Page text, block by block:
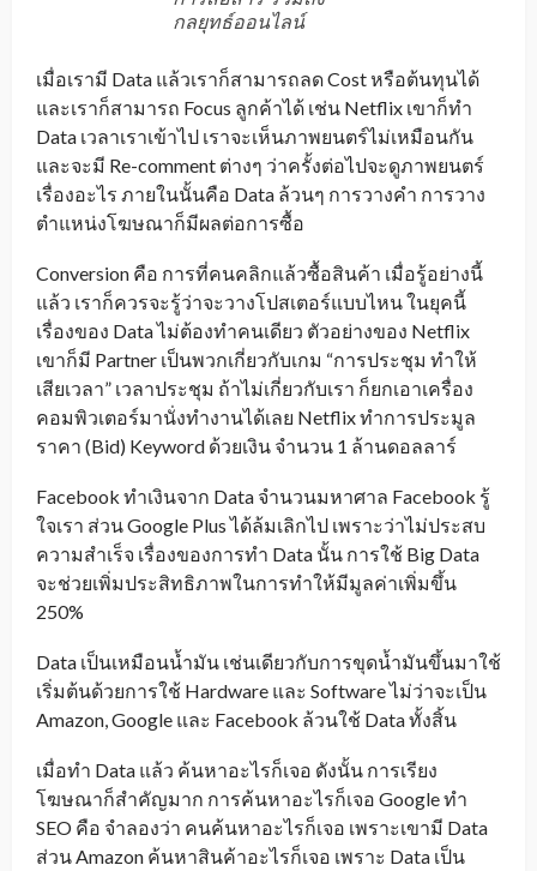
กลยุทธ์ออนไลน์
เมื่อเรามี Data แล้วเราก็สามารถลด Cost หรือต้นทุนได้
และเราก็สามารถ Focus ลูกค้าได้ เช่น Netflix เขาก็ทำ
Data เวลาเราเข้าไป เราจะเห็นภาพยนตร์ไม่เหมือนกัน
และจะมี Re-comment ต่างๆ ว่าครั้งต่อไปจะดูภาพยนตร์
เรื่องอะไร ภายในนั้นคือ Data ล้วนๆ การวางคำ การวาง
ตำแหน่งโฆษณาก็มีผลต่อการซื้อ
Conversion คือ การที่คนคลิกแล้วซื้อสินค้า เมื่อรู้อย่างนี้
แล้ว เราก็ควรจะรู้ว่าจะวางโปสเตอร์แบบไหน ในยุคนี้
เรื่องของ Data ไม่ต้องทำคนเดียว ตัวอย่างของ Netflix
เขาก็มี Partner เป็นพวกเกี่ยวกับเกม “การประชุม ทำให้
เสียเวลา” เวลาประชุม ถ้าไม่เกี่ยวกับเรา ก็ยกเอาเครื่อง
คอมพิวเตอร์มานั่งทำงานได้เลย Netflix ทำการประมูล
ราคา (Bid) Keyword ด้วยเงิน จำนวน 1 ล้านดอลลาร์
Facebook ทำเงินจาก Data จำนวนมหาศาล Facebook รู้
ใจเรา ส่วน Google Plus ได้ล้มเลิกไป เพราะว่าไม่ประสบ
ความสำเร็จ เรื่องของการทำ Data นั้น การใช้ Big Data
จะช่วยเพิ่มประสิทธิภาพในการทำให้มีมูลค่าเพิ่มขึ้น
250%
Data เป็นเหมือนน้ำมัน เช่นเดียวกับการขุดน้ำมันขึ้นมาใช้
เริ่มต้นด้วยการใช้ Hardware และ Software ไม่ว่าจะเป็น
Amazon, Google และ Facebook ล้วนใช้ Data ทั้งสิ้น
เมื่อทำ Data แล้ว ค้นหาอะไรก็เจอ ดังนั้น การเรียง
โฆษณาก็สำคัญมาก การค้นหาอะไรก็เจอ Google ทำ
SEO คือ จำลองว่า คนค้นหาอะไรก็เจอ เพราะเขามี Data
ส่วน Amazon ค้นหาสินค้าอะไรก็เจอ เพราะ Data เป็น